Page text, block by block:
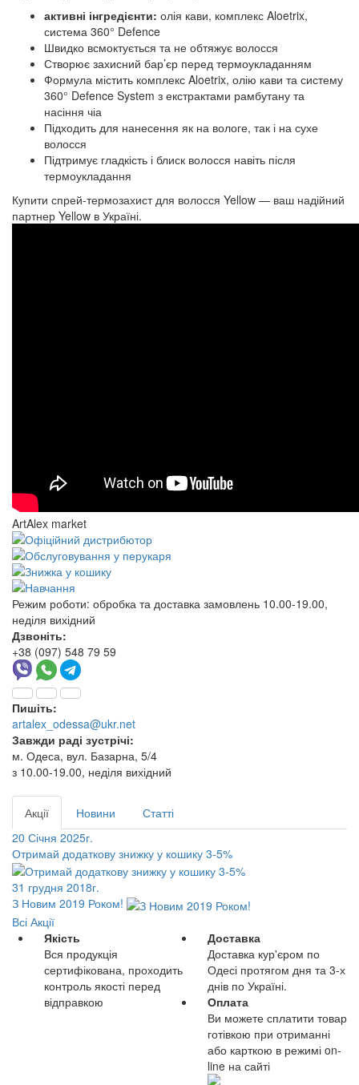
активні інгредієнти: олія кави, комплекс Aloetrix,
система 360° Defence
Швидко всмоктується та не обтяжує волосся
Створює захисний бар’єр перед термоукладанням
Формула містить комплекс Aloetrix, олію кави та систему
360° Defence System з екстрактами рамбутану та
насіння чіа
Підходить для нанесення як на вологе, так і на сухе
волосся
Підтримує гладкість і блиск волосся навіть після
термоукладання
Купити спрей-термозахист для волосся Yellow — ваш надійний
партнер Yellow в Україні.
ArtAlex market
Режим роботи: обробка та доставка замовлень 10.00-19.00,
неділя вихідний
Дзвоніть:
+38 (097) 548 79 59
Пишіть:
artalex_odessa@ukr.net
Завжди раді зустрічі:
м. Одеса, вул. Базарна, 5/4
з 10.00-19.00, неділя вихідний
Акції Новини
Статті
20 Січня 2025г.
Отримай додаткову знижку у кошику 3-5%
31 грудня 2018г.
З Новим 2019 Роком!
Всі Акції
Якість
Вся продукція
сертифікована, проходить
контроль якості перед
відправкою
Доставка
Доставка кур'єром по
Одесі протягом дня та 3-х
днів по Україні.
Оплата
Ви можете сплатити товар
готівкою при отриманні
або карткою в режимі on-
line на сайті